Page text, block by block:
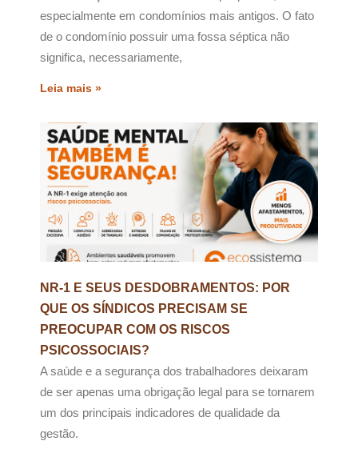
especialmente em condomínios mais antigos. O fato
de o condomínio possuir uma fossa séptica não
significa, necessariamente,
Leia mais »
NR-1 E SEUS DESDOBRAMENTOS: POR
QUE OS SÍNDICOS PRECISAM SE
PREOCUPAR COM OS RISCOS
PSICOSSOCIAIS?
A saúde e a segurança dos trabalhadores deixaram
de ser apenas uma obrigação legal para se tornarem
um dos principais indicadores de qualidade da
gestão.